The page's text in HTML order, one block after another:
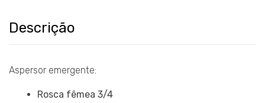
Descrição
Aspersor emergente:
Rosca fêmea 3/4